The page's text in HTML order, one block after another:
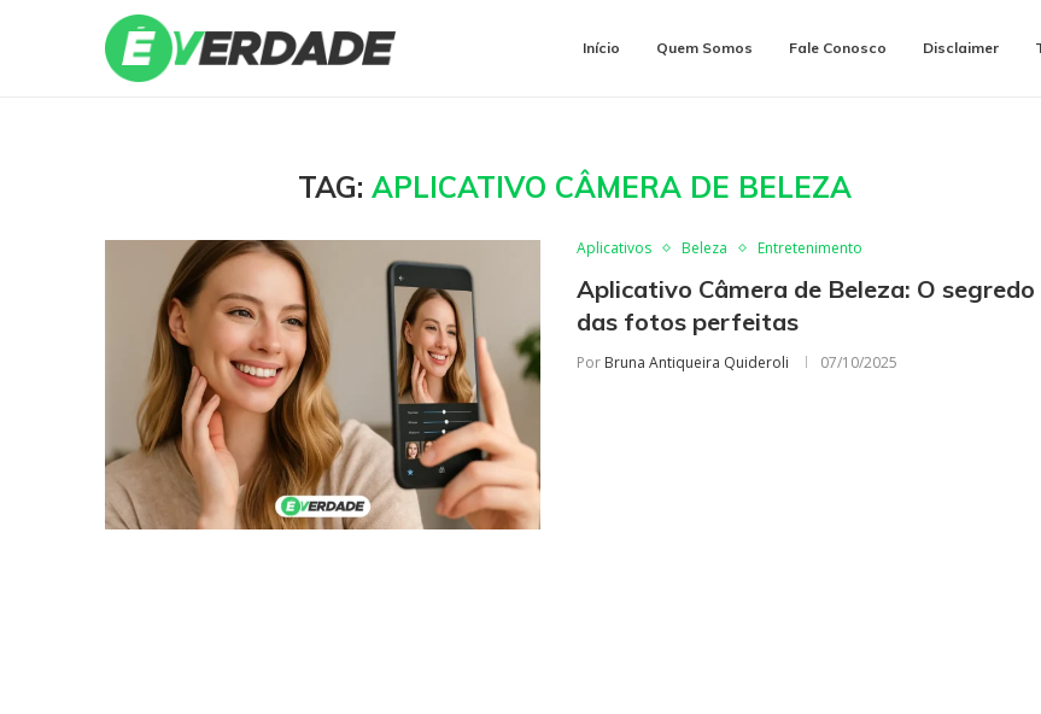
Início Quem Somos Fale Conosco Disclaimer
TAG:APLICATIVO CÂMERA DE BELEZA
Aplicativos Beleza Entretenimento
Aplicativo Câmera de Beleza: O segredo
das fotos perfeitas
Por Bruna Antiqueira Quideroli 07/10/2025